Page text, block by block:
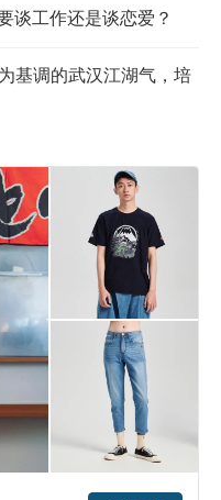
谈工作还是谈恋爱？
基调的武汉江湖气，培